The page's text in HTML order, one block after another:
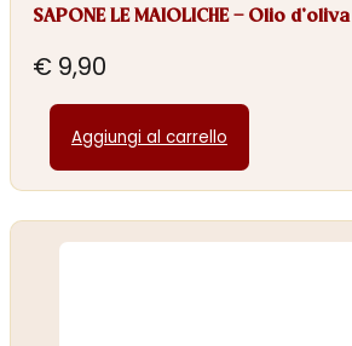
SAPONE LE MAIOLICHE – Olio d’oliva
€ 9,90
Aggiungi al carrello